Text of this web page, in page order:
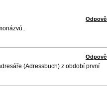
(Adressbuch) z období první